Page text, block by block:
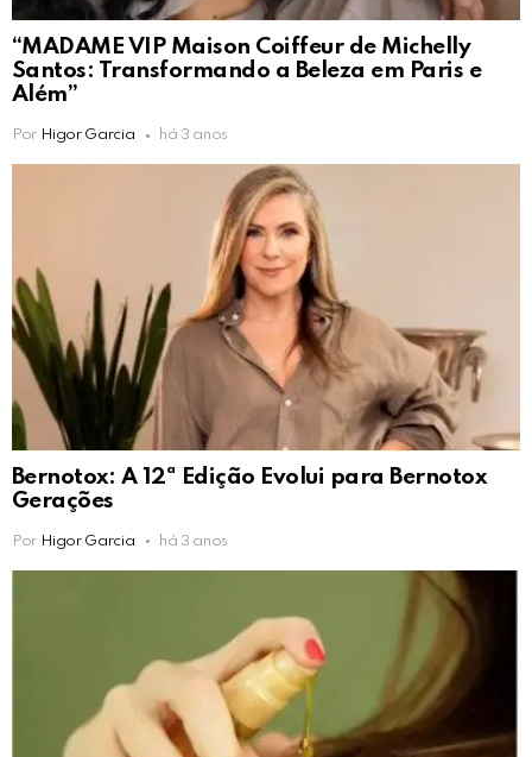
“MADAME VIP Maison Coiffeur de Michelly
Santos: Transformando a Beleza em Paris e
Além”
Por Higor Garcia há 3 anos
Bernotox: A 12ª Edição Evolui para Bernotox
Gerações
Por Higor Garcia há 3 anos